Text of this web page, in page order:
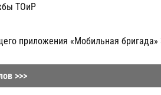
ТОиР
приложения «Мобильная бригада»
>>>